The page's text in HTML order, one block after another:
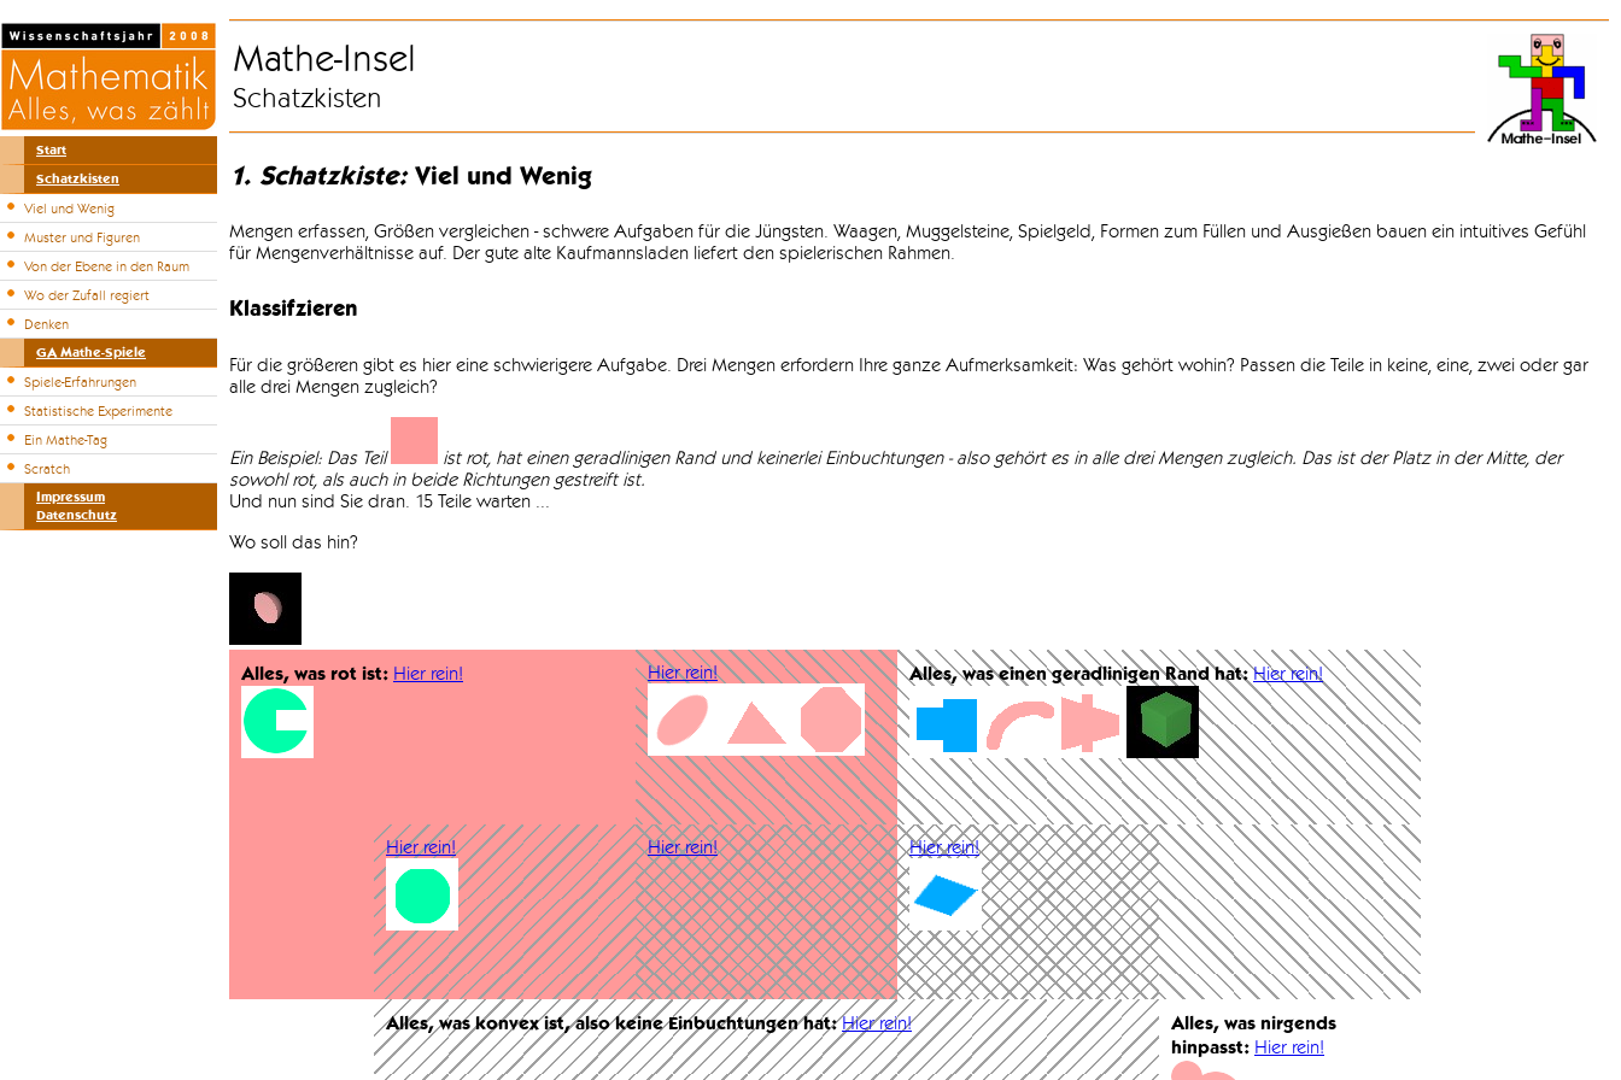
Start
Schatzkisten
Viel und Wenig
Muster und Figuren
Von der Ebene in den Raum
Wo der Zufall regiert
Denken
GA Mathe-Spiele
Spiele-Erfahrungen
Statistische Experimente
Ein Mathe-Tag
Scratch
Impressum
Datenschutz
Mathe-Insel
Schatzkisten
1. Schatzkiste:Viel und Wenig
Mengen erfassen, Größen vergleichen - schwere Aufgaben für die Jüngsten. Waagen, Muggelsteine, Spielgeld, Formen zum Füllen und Ausgießen bauen ein intuitives Gefühl
für Mengenverhältnisse auf. Der gute alte Kaufmannsladen liefert den spielerischen Rahmen.
Klassifzieren
Für die größeren gibt es hier eine schwierigere Aufgabe. Drei Mengen erfordern Ihre ganze Aufmerksamkeit: Was gehört wohin? Passen die Teile in keine, eine, zwei oder gar
alle drei Mengen zugleich?
Ein Beispiel: Das Teil
ist rot, hat einen geradlinigen Rand und keinerlei Einbuchtungen - also gehört es in alle drei Mengen zugleich. Das ist der Platz in der Mitte, der
sowohl rot, als auch in beide Richtungen gestreift ist.
Und nun sind Sie dran. 15 Teile warten ...
Wo soll das hin?
Alles, was rot ist: Hier rein! Hier rein! Alles, was einen geradlinigen Rand hat:Hier rein!
Hier rein! Hier rein! Hier rein!
Alles, was konvex ist, also keine Einbuchtungen hat:Hier rein!
Alles, was nirgends
hinpasst: Hier rein!